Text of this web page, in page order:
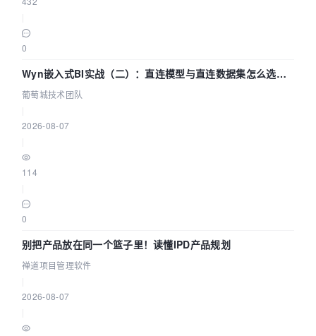
0
Wyn嵌入式BI实战（二）：直连模型与直连数据集怎么选，
参数为什么不生效？| 葡萄城技术团队
葡萄城技术团队
2026-08-07
114
0
别把产品放在同一个篮子里！读懂IPD产品规划
禅道项目管理软件
2026-08-07